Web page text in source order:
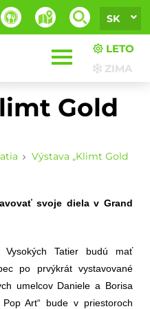
SK
LETO
ZIMA
Gold
Výstava „Klimt Gold
svoje diela v Grand
Tatier budú mať
po prvýkrát vystavované
umelcov Daniele a Borisa
Art“ bude v priestoroch